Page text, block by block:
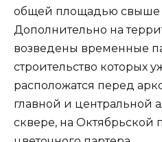
общей площадью свыше
Дополнительно на
возведены временные
строительство которых
расположатся перед
главной и центральной
сквере, на Октябрьской